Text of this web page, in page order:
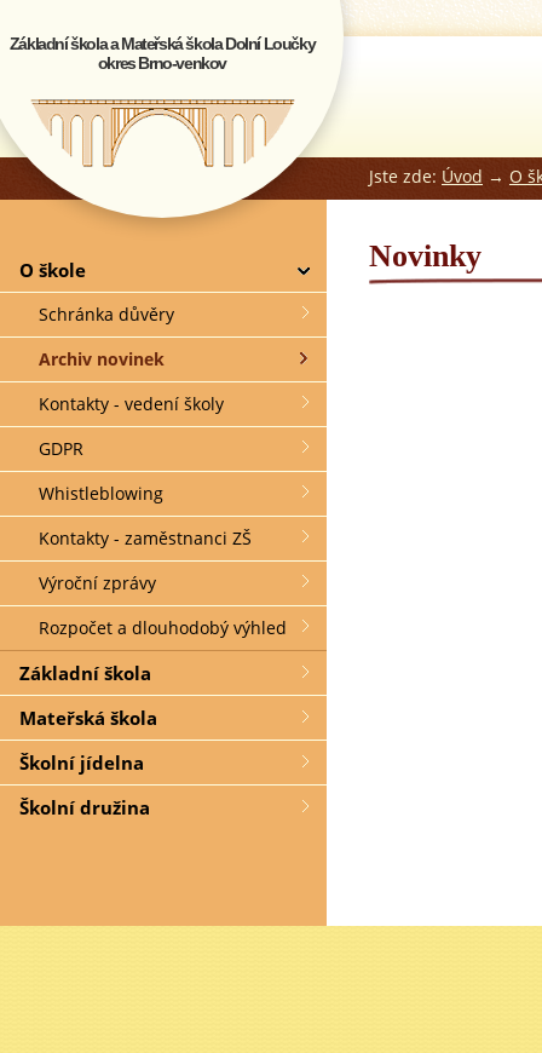
Základní škola a Mateřská škola Dolní Loučky
okres Brno-venkov
Jste zde: Úvod → O
Novinky
O škole
Schránka důvěry
Archiv novinek
Kontakty - vedení školy
GDPR
Whistleblowing
Kontakty - zaměstnanci ZŠ
Výroční zprávy
Rozpočet a dlouhodobý výhled
Základní škola
Mateřská škola
Školní jídelna
Školní družina